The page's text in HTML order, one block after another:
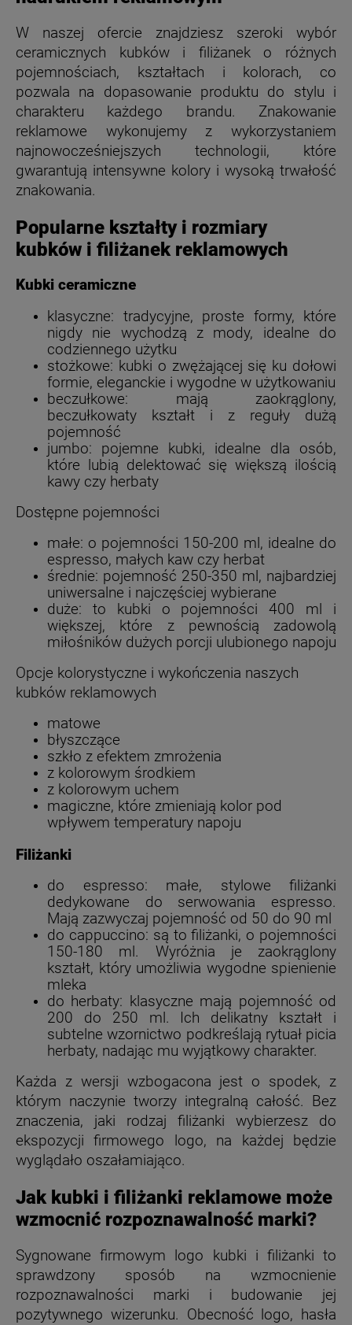
W naszej ofercie znajdziesz szeroki wybór
ceramicznych kubków i filiżanek o różnych
pojemnościach, kształtach i kolorach, co
pozwala na dopasowanie produktu do stylu i
charakteru każdego brandu. Znakowanie
reklamowe wykonujemy z wykorzystaniem
najnowocześniejszych technologii, które
gwarantują intensywne kolory i wysoką trwałość
znakowania.
Popularne kształty i rozmiary
kubków i filiżanek reklamowych
Kubki ceramiczne
klasyczne: tradycyjne, proste formy, które
nigdy nie wychodzą z mody, idealne do
codziennego użytku
stożkowe: kubki o zwężającej się ku dołowi
formie, eleganckie i wygodne w użytkowaniu
beczułkowe: mają zaokrąglony,
beczułkowaty kształt i z reguły dużą
pojemność
jumbo: pojemne kubki, idealne dla osób,
które lubią delektować się większą ilością
kawy czy herbaty
Dostępne pojemności
małe: o pojemności 150-200 ml, idealne do
espresso, małych kaw czy herbat
średnie: pojemność 250-350 ml, najbardziej
uniwersalne i najczęściej wybierane
duże: to kubki o pojemności 400 ml i
większej, które z pewnością zadowolą
miłośników dużych porcji ulubionego napoju
Opcje kolorystyczne i wykończenia naszych
kubków reklamowych
matowe
błyszczące
szkło z efektem zmrożenia
z kolorowym środkiem
z kolorowym uchem
magiczne, które zmieniają kolor pod
wpływem temperatury napoju
Filiżanki
do espresso: małe, stylowe filiżanki
dedykowane do serwowania espresso.
Mają zazwyczaj pojemność od 50 do 90 ml
do cappuccino: są to filiżanki, o pojemności
150-180 ml. Wyróżnia je zaokrąglony
kształt, który umożliwia wygodne spienienie
mleka
do herbaty: klasyczne mają pojemność od
200 do 250 ml. Ich delikatny kształt i
subtelne wzornictwo podkreślają rytuał picia
herbaty, nadając mu wyjątkowy charakter.
Każda z wersji wzbogacona jest o spodek, z
którym naczynie tworzy integralną całość. Bez
znaczenia, jaki rodzaj filiżanki wybierzesz do
ekspozycji firmowego logo, na każdej będzie
wyglądało oszałamiająco.
Jak kubki i filiżanki reklamowe może
wzmocnić rozpoznawalność marki?
Sygnowane firmowym logo kubki i filiżanki to
sprawdzony sposób na wzmocnienie
rozpoznawalności marki i budowanie jej
pozytywnego wizerunku. Obecność logo, hasła